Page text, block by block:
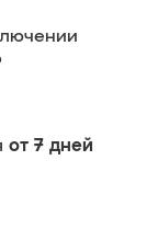
от 7 дней